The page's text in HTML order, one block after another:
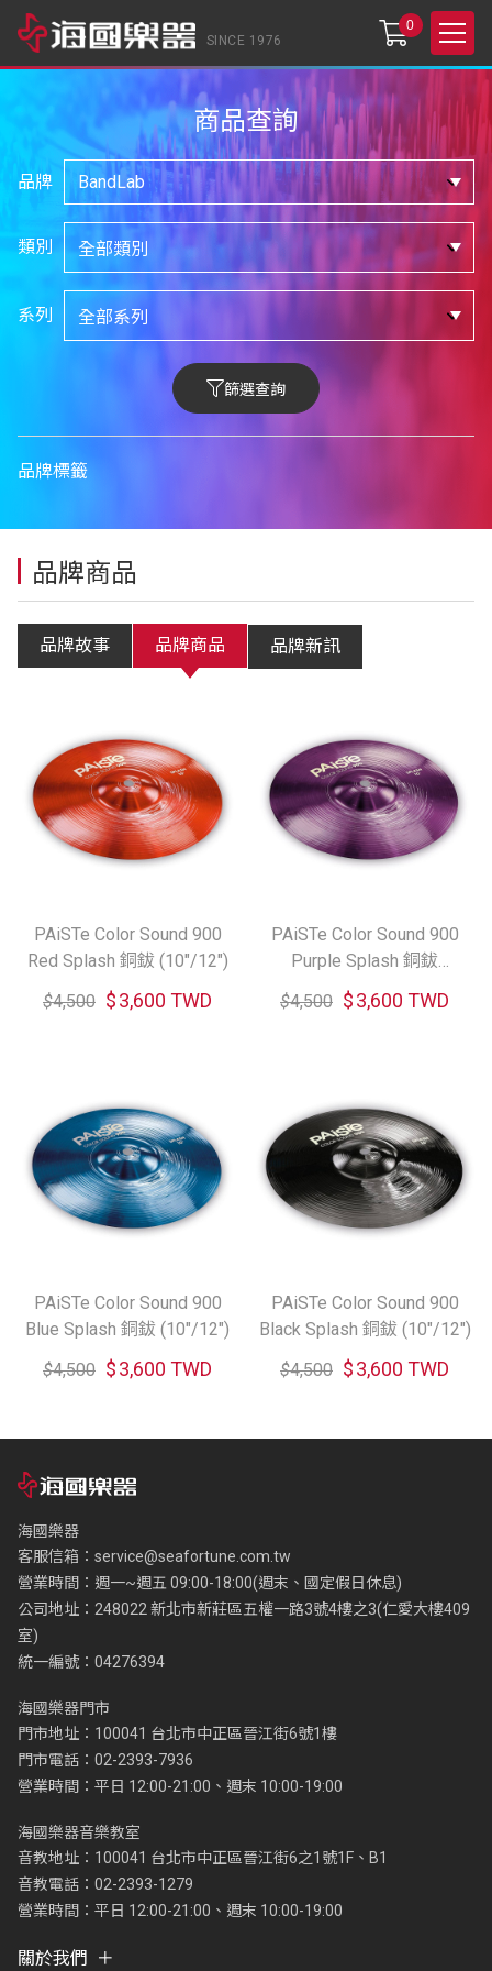
SINCE 1976
0
商品查詢
品牌
類別
系列
篩選查詢
品牌標籤
品牌商品
品牌故事 品牌商品 品牌新訊
PAiSTe Color Sound 900
Red Splash 銅鈸 (10"/12")
$4,500 $3,600 TWD
PAiSTe Color Sound 900
Purple Splash 銅鈸
(10"/12")
$4,500 $3,600 TWD
PAiSTe Color Sound 900
Blue Splash 銅鈸 (10"/12")
$4,500 $3,600 TWD
PAiSTe Color Sound 900
Black Splash 銅鈸 (10"/12")
$4,500 $3,600 TWD
海國樂器
客服信箱： service@seafortune.com.tw
營業時間：週一~週五 09:00-18:00(週末、國定假日休息)
公司地址：248022 新北市新莊區五權一路3號4樓之3(仁愛大樓409
室)
統一編號：04276394
海國樂器門市
門市地址：100041 台北市中正區晉江街6號1樓
門市電話：02-2393-7936
營業時間：平日 12:00-21:00、週末 10:00-19:00
海國樂器音樂教室
音教地址：100041 台北市中正區晉江街6之1號1F、B1
音教電話：02-2393-1279
營業時間：平日 12:00-21:00、週末 10:00-19:00
關於我們